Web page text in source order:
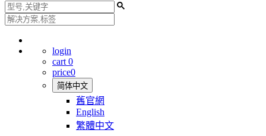
login
cart 0
price0
简体中文
舊官網
English
繁體中文